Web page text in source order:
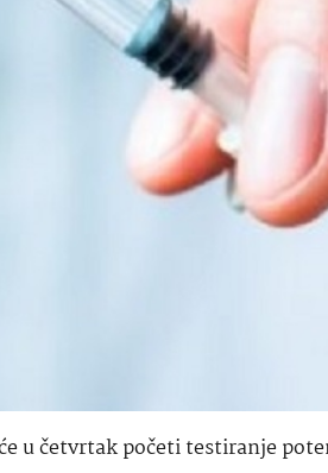
u četvrtak početi testiranje